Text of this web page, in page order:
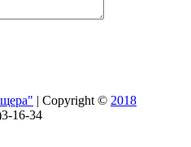
| Copyright © 2018
16-34